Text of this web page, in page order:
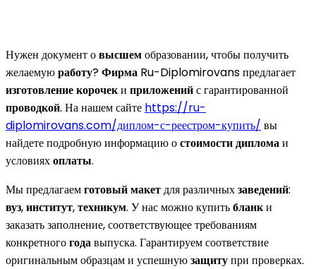
Нужен документ овысшемобразовании, чтобы получить
желаемуюработу?Фирма Ru-Diplomirovans предлагает
изготовлениекорочеки приложенийс гарантированной
проводкой. На нашем сайте https://ru-
diplomirovans.com/диплом-с-реестром-купить/ вы
найдете подробную информацию остоимости дипломаи
условияхоплаты.
Мы предлагаемготовыймакетдля различныхзаведений:
вуз,институт,техникум. У нас можно купитьбланки
заказать заполнение, соответствующее требованиям
конкретногогодавыпуска. Гарантируем соответствие
оригинальным образцам и успешнуюзащитупри проверках.